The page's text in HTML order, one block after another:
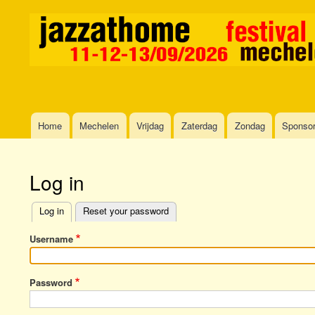
MainHome Mechelen Vrijdag Zaterdag Zondag
Log in
Primary
tabs
Log in Reset your password
Username
Password